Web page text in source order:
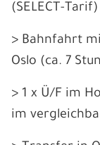
(SELECT-Tarif)
> Bahnfahrt
Oslo (ca. 7
> 1 x Ü/F im
im